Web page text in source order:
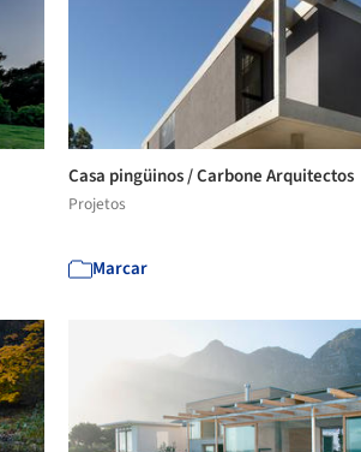
Casa pingüinos / Carbone Arquitectos
Projetos
Marcar